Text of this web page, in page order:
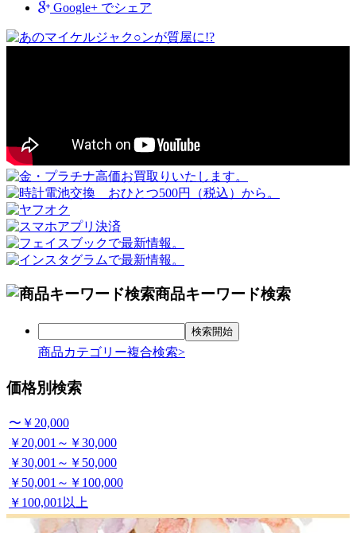
Google+ でシェア
商品キーワード検索
商品カテゴリー複合検索>
価格別検索
〜￥20,000
￥20,001～￥30,000
￥30,001～￥50,000
￥50,001～￥100,000
￥100,001以上